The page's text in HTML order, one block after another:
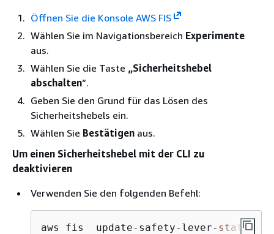
Öffnen Sie die Konsole AWS FIS
Wählen Sie im Navigationsbereich Experimente
aus.
Wählen Sie die Taste „Sicherheitshebel
abschalten“.
Geben Sie den Grund für das Lösen des
Sicherheitshebels ein.
Wählen Sie Bestätigen aus.
Um einen Sicherheitshebel mit der CLI zu
deaktivieren
Verwenden Sie den folgenden Befehl:
aws fis  update-safety-lever- state --